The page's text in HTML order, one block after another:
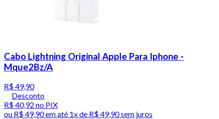
Cabo Lightning Original Apple Para Iphone -
Mque2Bz/A
R$ 49,90
Desconto
R$ 40,92 no PIX
ou R$ 49,90em até 1x de R$ 49,90sem juros